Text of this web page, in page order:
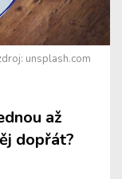
unsplash.com
až
dopřát?